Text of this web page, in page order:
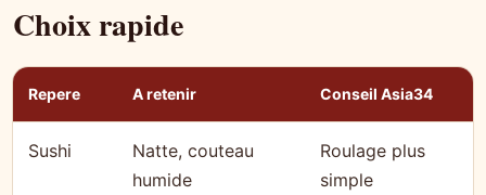
Choix rapide
Repere A retenir Conseil Asia34
Sushi
Natte, couteau
humide
Roulage plus
simple